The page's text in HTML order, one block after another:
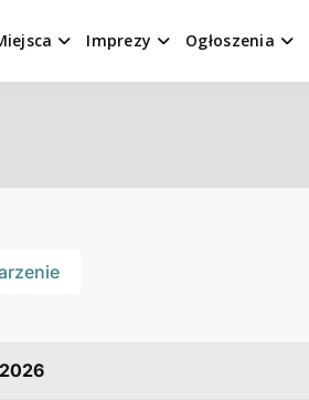
Imprezy Ogłoszenia